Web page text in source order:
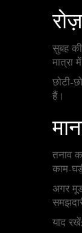
सुबह
छोटी-
हैं।
तनाव
काम-
अगर
याद